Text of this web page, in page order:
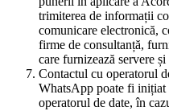
trimiterea de informații
comunicare electronică,
firme de consultanță,
care furnizează servere și
Contactul cu operatorul
WhatsApp poate fi inițiat
operatorul de date, în